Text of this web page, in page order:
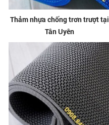
Thảm nhựa chống trơn trượt tại
Tân Uyên